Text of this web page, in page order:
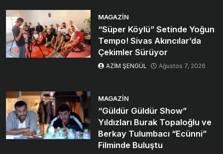
MAGAZIN
“Süper Köylü” Setinde Yoğun
Tempo! Sivas Akıncılar’da
Çekimler Sürüyor
AZİM ŞENGÜL Ağustos 7, 2026
MAGAZIN
“Güldür Güldür Show”
Yıldızları Burak Topaloğlu ve
Berkay Tulumbacı “Ecünni”
Filminde Buluştu